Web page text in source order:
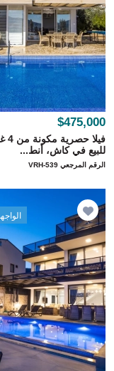
$475,000
للبيع في كاش، أنط...
الرقم المرجعي VRH-539